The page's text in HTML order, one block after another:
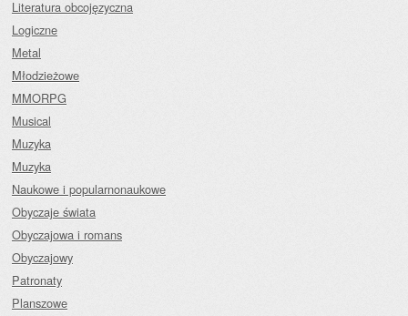
Literatura obcojęzyczna
Logiczne
Metal
Młodzieżowe
MMORPG
Musical
Muzyka
Muzyka
Naukowe i popularnonaukowe
Obyczaje świata
Obyczajowa i romans
Obyczajowy
Patronaty
Planszowe